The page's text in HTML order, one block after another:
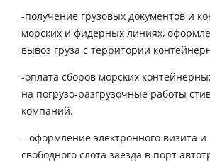
-получение грузовых документов и
морских и фидерных линиях,
вывоз груза с территории
-оплата сборов морских
на погрузо-разгрузочные работы
компаний.
– оформление электронного визита
свободного слота заезда в порт